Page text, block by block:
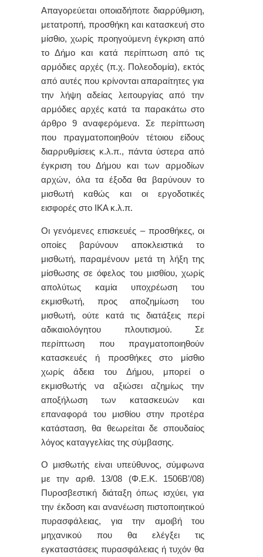
Απαγορεύεται οποιαδήποτε διαρρύθμιση,
μετατροπή, προσθήκη και κατασκευή στο
μίσθιο, χωρίς προηγούμενη έγκριση από
το Δήμο και κατά περίπτωση από τις
αρμόδιες αρχές (π.χ. Πολεοδομία), εκτός
από αυτές που κρίνονται απαραίτητες για
την λήψη αδείας λειτουργίας από την
αρμόδιες αρχές κατά τα παρακάτω στο
άρθρο 9 αναφερόμενα. Σε περίπτωση
που πραγματοποιηθούν τέτοιου είδους
διαρρυθμίσεις κ.λ.π., πάντα ύστερα από
έγκριση του Δήμου και των αρμοδίων
αρχών, όλα τα έξοδα θα βαρύνουν το
μισθωτή καθώς και οι εργοδοτικές
εισφορές στο ΙΚΑ κ.λ.π.
Οι γενόμενες επισκευές – προσθήκες, οι
οποίες βαρύνουν αποκλειστικά το
μισθωτή, παραμένουν μετά τη λήξη της
μίσθωσης σε όφελος του μισθίου, χωρίς
απολύτως καμία υποχρέωση του
εκμισθωτή, προς αποζημίωση του
μισθωτή, ούτε κατά τις διατάξεις περί
αδικαιολόγητου πλουτισμού. Σε
περίπτωση που πραγματοποιηθούν
κατασκευές ή προσθήκες στο μίσθιο
χωρίς άδεια του Δήμου, μπορεί ο
εκμισθωτής να αξιώσει αζημίως την
αποξήλωση των κατασκευών και
επαναφορά του μισθίου στην προτέρα
κατάσταση, θα θεωρείται δε σπουδαίος
λόγος καταγγελίας της σύμβασης.
Ο μισθωτής είναι υπεύθυνος, σύμφωνα
με την αριθ. 13/08 (Φ.Ε.Κ. 1506Β’/08)
Πυροσβεστική διάταξη όπως ισχύει, για
την έκδοση και ανανέωση πιστοποιητικού
πυρασφάλειας, για την αμοιβή του
μηχανικού που θα ελέγξει τις
εγκαταστάσεις πυρασφάλειας ή τυχόν θα